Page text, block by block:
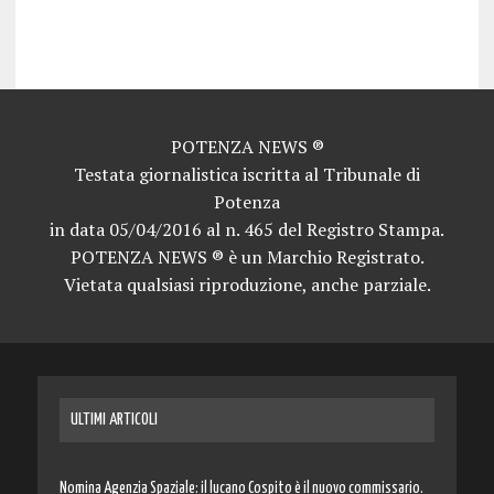
POTENZA NEWS ®
Testata giornalistica iscritta al Tribunale di
Potenza
in data 05/04/2016 al n. 465 del Registro Stampa.
POTENZA NEWS ® è un Marchio Registrato.
Vietata qualsiasi riproduzione, anche parziale.
ULTIMI ARTICOLI
Nomina Agenzia Spaziale: il lucano Cospito è il nuovo commissario.